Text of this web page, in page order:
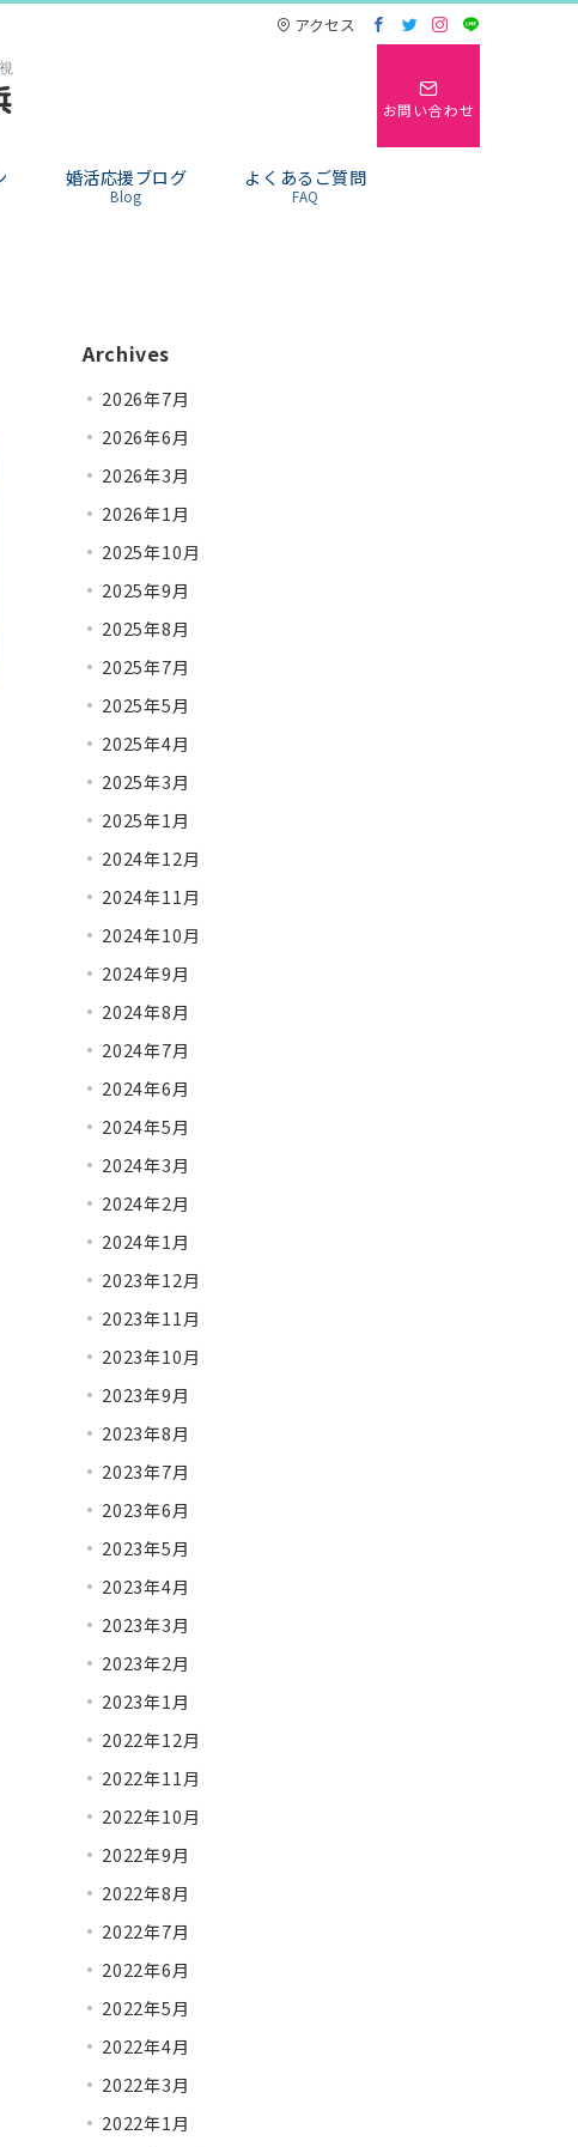
アクセス
お問い合わせ
婚活応援ブログ
Blog
よくあるご質問
FAQ
Archives
2026年7月
2026年6月
2026年3月
2026年1月
2025年10月
2025年9月
2025年8月
2025年7月
2025年5月
2025年4月
2025年3月
2025年1月
2024年12月
2024年11月
2024年10月
2024年9月
2024年8月
2024年7月
2024年6月
2024年5月
2024年3月
2024年2月
2024年1月
2023年12月
2023年11月
2023年10月
2023年9月
2023年8月
2023年7月
2023年6月
2023年5月
2023年4月
2023年3月
2023年2月
2023年1月
2022年12月
2022年11月
2022年10月
2022年9月
2022年8月
2022年7月
2022年6月
2022年5月
2022年4月
2022年3月
2022年1月